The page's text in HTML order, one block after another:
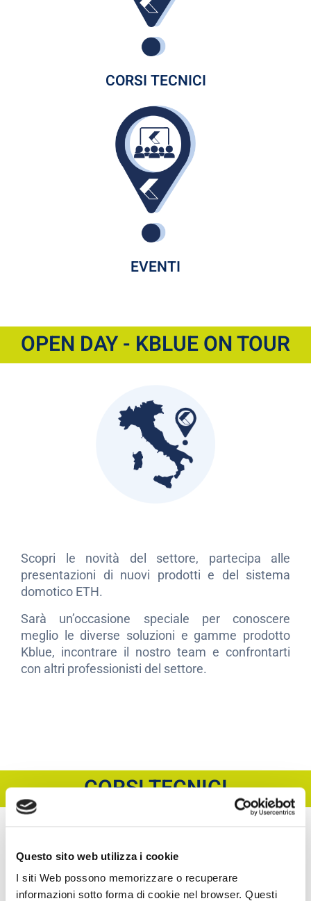
Questo sito web utilizza i cookie
I siti Web possono memorizzare o recuperare
informazioni sotto forma di cookie nel browser. Questi
CORSI TECNICI
EVENTI
OPEN DAY - KBLUE ON TOUR
Scopri le novità del settore, partecipa alle
presentazioni di nuovi prodotti e del sistema
domotico ETH.
Sarà un’occasione speciale per conoscere
meglio le diverse soluzioni e gamme prodotto
Kblue, incontrare il nostro team e confrontarti
con altri professionisti del settore.
CORSI TECNICI